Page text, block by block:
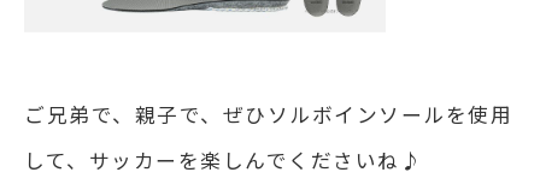
ご兄弟で、親子で、ぜひソルボインソールを使用
して、サッカーを楽しんでくださいね♪